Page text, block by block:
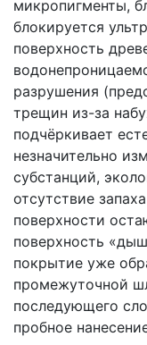
микропигменты,
блокируется
поверхность
разрушения
трещин из-за
подчёркивает
незначительно
субстанций,
отсутствие
поверхности
поверхность
покрытие уже
промежуточной
последующего
пробное